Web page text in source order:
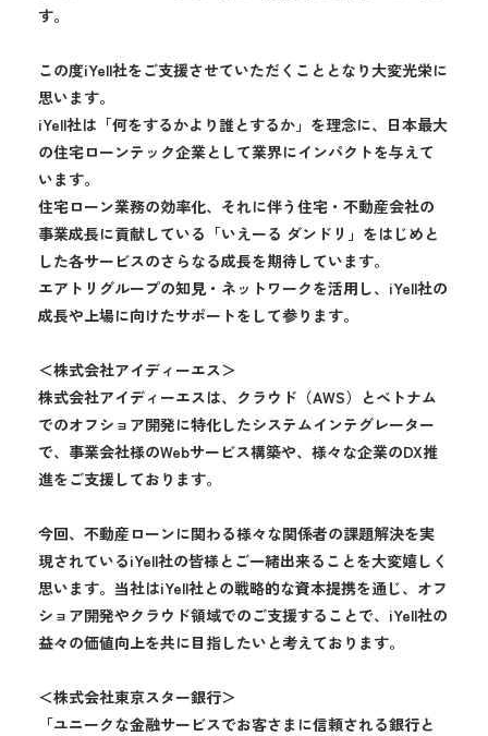
す。
この度iYell社をご支援させていただくこととなり大変光栄に
思います。
iYell社は「何をするかより誰とするか」を理念に、日本最大
の住宅ローンテック企業として業界にインパクトを与えて
います。
住宅ローン業務の効率化、それに伴う住宅・不動産会社の
事業成長に貢献している「いえーる ダンドリ」をはじめと
した各サービスのさらなる成長を期待しています。
エアトリグループの知見・ネットワークを活用し、iYell社の
成長や上場に向けたサポートをして参ります。
＜株式会社アイディーエス＞
株式会社アイディーエスは、クラウド（AWS）とベトナム
でのオフショア開発に特化したシステムインテグレーター
で、事業会社様のWebサービス構築や、様々な企業のDX推
進をご支援しております。
今回、不動産ローンに関わる様々な関係者の課題解決を実
現されているiYell社の皆様とご一緒出来ることを大変嬉しく
思います。当社はiYell社との戦略的な資本提携を通じ、オフ
ショア開発やクラウド領域でのご支援することで、iYell社の
益々の価値向上を共に目指したいと考えております。
＜株式会社東京スター銀行＞
「ユニークな金融サービスでお客さまに信頼される銀行と